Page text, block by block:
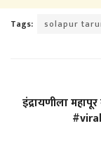
Tags: solapur
इंद्रायणीला